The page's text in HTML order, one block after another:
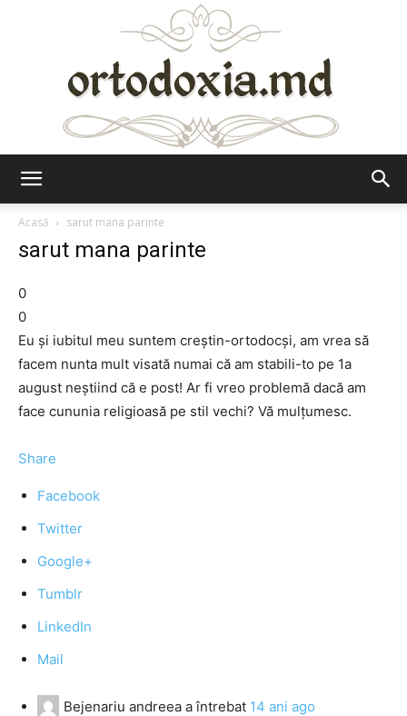
Acasă
sarut mana parinte
sarut mana parinte
0
0
Eu şi iubitul meu suntem creştin-ortodocşi, am vrea să
facem nunta mult visată numai că am stabili-to pe 1a
august neştiind că e post! Ar fi vreo problemă dacă am
face cununia religioasă pe stil vechi? Vă mulţumesc.
Share
Facebook
Twitter
Google+
Tumblr
LinkedIn
Mail
Bejenariu andreea a întrebat 14 ani ago